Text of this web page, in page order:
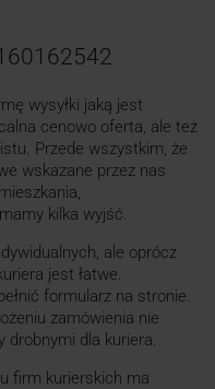
wysyłki jaką jest
cenowo oferta, ale też
Przede wszystkim, że
wskazane przez nas
kilka wyjść.
ale oprócz
jest łatwe.
formularz na stronie.
zamówienia nie
drobnymi dla kuriera.
firm kurierskich ma